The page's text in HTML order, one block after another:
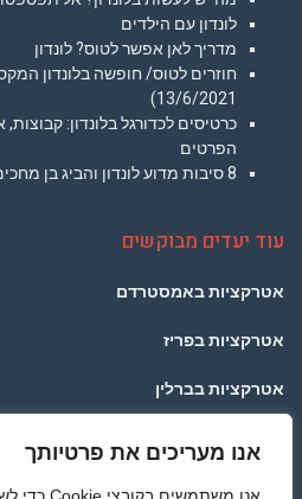
אנו מעריכים את פרטיותך
לונדון עם הילדים
מדריך לאן אפשר לטוס? לונדון
חוזרים לטוס/ חופשה בלונדון
13/6/2021)
כרטיסים לכדורגל בלונדון:
הפרטים
8 סיבות מדוע לונדון והביג בן מחכים לנו
עוד יעדים מבוקשים
אטרקציות באמסטרדם
אטרקציות בפריז
אטרקציות בברלין